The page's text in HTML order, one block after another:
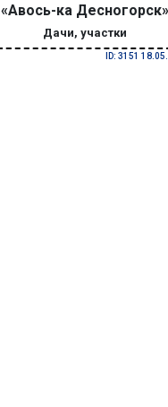
«Авось-ка Десногорск»
Дачи, участки
ID: 3151